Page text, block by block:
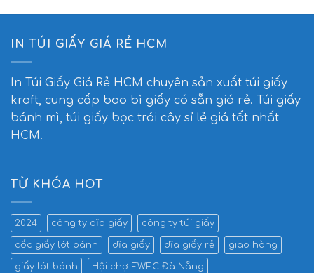
IN TÚI GIẤY GIÁ RẺ HCM
In Túi Giấy Giá Rẻ HCM chuyên sản xuất túi giấy
kraft, cung cấp bao bì giấy có sẵn giá rẻ. Túi giấy
bánh mì, túi giấy bọc trái cây sỉ lẻ giá tốt nhất
HCM.
TỪ KHÓA HOT
2024 công ty dĩa giấy công ty túi giấy
cốc giấy lót bánh dĩa giấy dĩa giấy rẻ giao hàng
giấy lót bánh Hội chợ EWEC Đà Nẵng